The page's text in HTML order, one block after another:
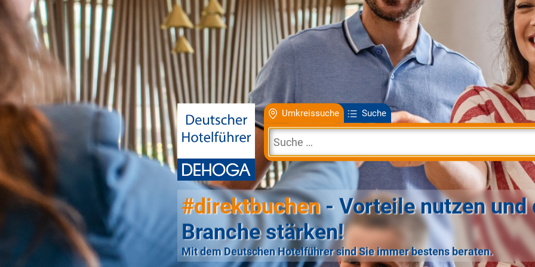
Umkreissuche Suche
#direktbuchen- Vorteile nutzen und
Branche stärken!
Mit dem Deutschen Hotelführer sind Sie immer bestens beraten.